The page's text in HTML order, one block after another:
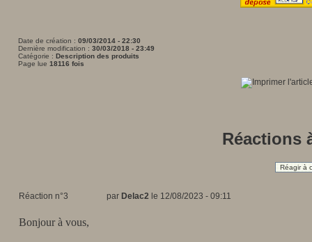
Date de création : 09/03/2014 - 22:30
Dernière modification : 30/03/2018 - 23:49
Catégorie : Description des produits
Page lue 18116 fois
Réactions
Réagir à
Réaction n°3 par Delac2 le 12/08/2023 - 09:11
Bonjour à vous,